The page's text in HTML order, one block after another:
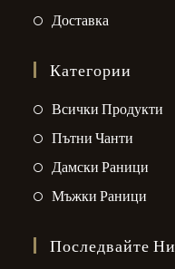
tab
Доставка
tab
Категории
Всички Продукти
Пътни Чанти
new
Дамски Раници
tab
Мъжки Раници
Последвайте Ни